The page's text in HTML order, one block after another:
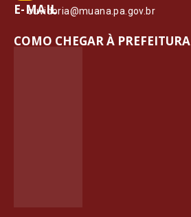
E-MAIL
ouvidoria@muana.pa.gov.br
COMO CHEGAR À PREFEITURA